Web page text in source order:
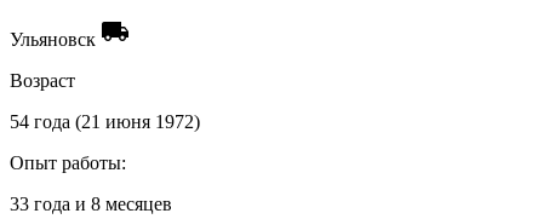
Ульяновск local_shipping
Возраст
54 года (21 июня 1972)
Опыт работы:
33 года и 8 месяцев